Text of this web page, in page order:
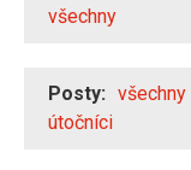
všechny
Posty: všechny
útočníci